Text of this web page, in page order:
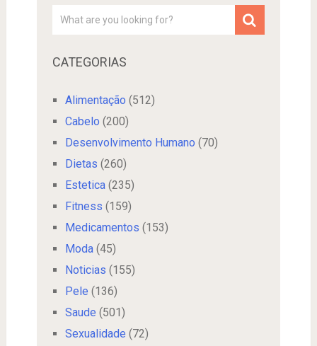
CATEGORIAS
Alimentação (512)
Cabelo (200)
Desenvolvimento Humano (70)
Dietas (260)
Estetica(235)
Fitness (159)
Medicamentos (153)
Moda(45)
Noticias (155)
Pele (136)
Saude (501)
Sexualidade (72)